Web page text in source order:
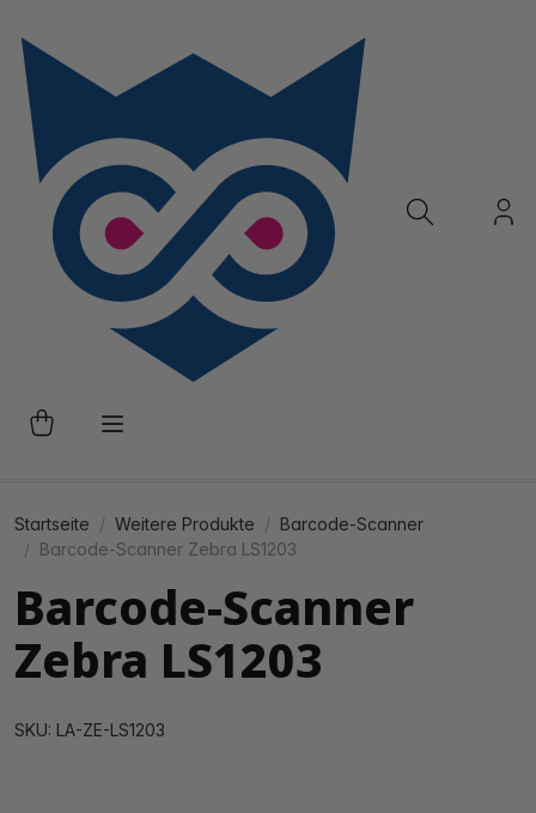
Startseite Weitere Produkte
Barcode-Scanner
Barcode-Scanner Zebra LS1203
Barcode-Scanner
Zebra LS1203
SKU: LA-ZE-LS1203